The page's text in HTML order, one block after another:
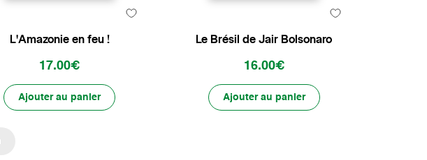
L'Amazonie en feu !
17.00€
Ajouter au panier
Le Brésil de Jair Bolsonaro
16.00€
Ajouter au panier